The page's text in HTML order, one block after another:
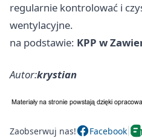
regularnie kontrolować i
wentylacyjne.
na podstawie: KPP w
Autor:krystian
Zaobserwuj nas! Facebook